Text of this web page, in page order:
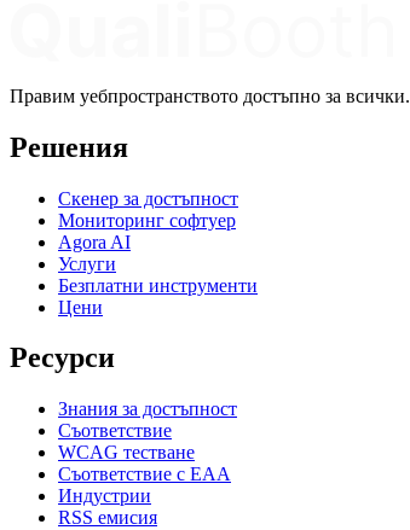
Правим уебпространството достъпно за всички.
Решения
Скенер за достъпност
Мониторинг софтуер
Agora AI
Услуги
Безплатни инструменти
Цени
Ресурси
Знания за достъпност
Съответствие
WCAG тестване
Съответствие с EAA
Индустрии
RSS емисия